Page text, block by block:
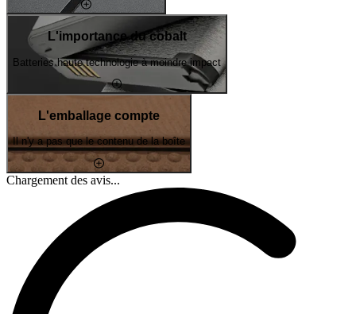
L'importance du cobalt
Batteries haute technologie à moindre impact
L'emballage compte
Il n'y a pas que le contenu de la boîte
Chargement des avis...